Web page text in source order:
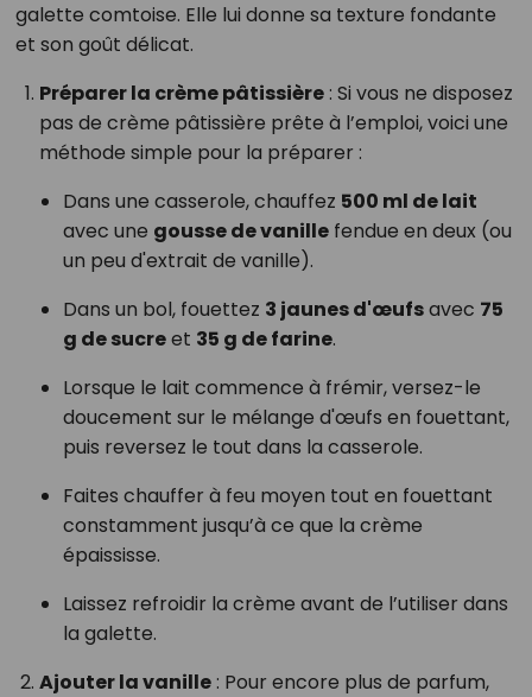
galette comtoise. Elle lui donne sa texture fondante
et son goût délicat.
Préparer la crème pâtissière: Si vous ne disposez
pas de crème pâtissière prête à l’emploi, voici une
méthode simple pour la préparer :
Dans une casserole, chauffez 500 ml de lait
avec une gousse de vanillefendue en deux (ou
un peu d'extrait de vanille).
Dans un bol, fouettez 3 jaunes d'œufsavec 75
g de sucreet 35 g de farine.
Lorsque le lait commence à frémir, versez-le
doucement sur le mélange d'œufs en fouettant,
puis reversez le tout dans la casserole.
Faites chauffer à feu moyen tout en fouettant
constamment jusqu’à ce que la crème
épaississe.
Laissez refroidir la crème avant de l’utiliser dans
la galette.
Ajouter la vanille: Pour encore plus de parfum,